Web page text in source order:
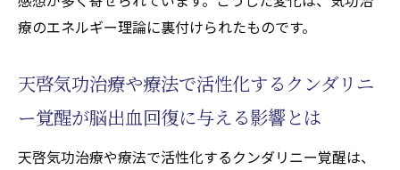
療のエネルギー理論に裏付けられたものです。
天啓気功治療や療法で活性化するクンダリニ
ー覚醒が脳出血回復に与える影響とは
天啓気功治療や療法で活性化するクンダリニー覚醒は、